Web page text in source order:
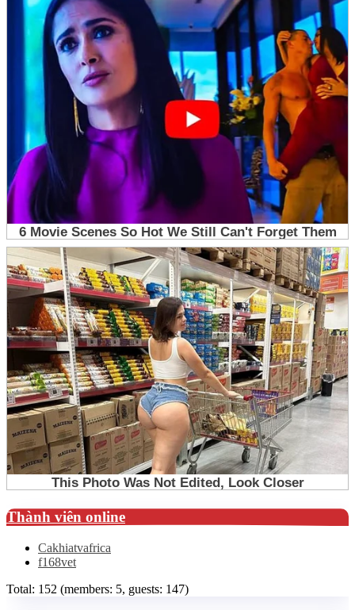
Thành viên online
Cakhiatvafrica
f168vet
Total: 152 (members: 5, guests: 147)